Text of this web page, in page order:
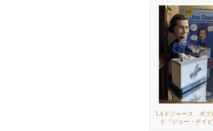
LAドジャース ボブ
ド『ジョー・デイビ